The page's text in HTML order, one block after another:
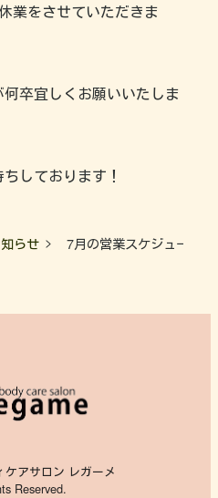
業をさせていただきま
卒宜しくお願いいたしま
しております！
らせ 7月の営業スケジュール
アサロン レガーメ
Reserved.